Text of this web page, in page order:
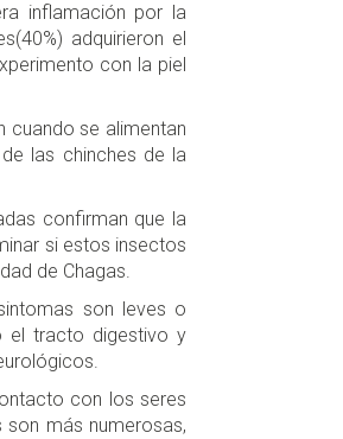
inflamación por la
adquirieron el
con la piel
cuando se alimentan
las chinches de la
confirman que la
si estos insectos
de Chagas.
son leves o
el tracto digestivo y
con los seres
más numerosas,